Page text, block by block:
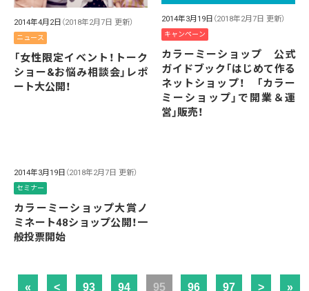
2014年4月2日 （2018年2月7日 更新）
ニュース
「女性限定イベント！トーク
ショー&お悩み相談会」レポ
ート大公開！
2014年3月19日 （2018年2月7日 更新）
キャンペーン
カラーミーショップ 公式
ガイドブック「はじめて作る
ネットショップ！ 「カラー
ミーショップ」で開業＆運
営」販売！
2014年3月19日 （2018年2月7日 更新）
セミナー
カラーミーショップ大賞ノ
ミネート48ショップ公開！一
般投票開始
« < 93 94 95 96 97 > »